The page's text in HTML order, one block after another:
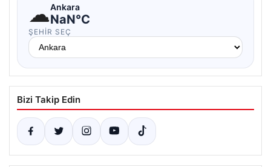
☁Ankara
NaN°C
ŞEHIR SEÇ
Bizi Takip Edin